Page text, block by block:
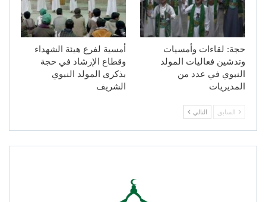
حجة: لقاءات وأمسيات
وتدشين فعاليات المولد
النبوي في عدد من
المديريات
أمسية لفرع هيئة الشهداء
وقطاع الإرشاد في حجة
بذكرى المولد النبوي
الشريف
السابق التالي